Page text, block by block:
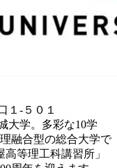
１-５０１
大学。多彩な10学
融合型の総合大学で
等理工科講習所」